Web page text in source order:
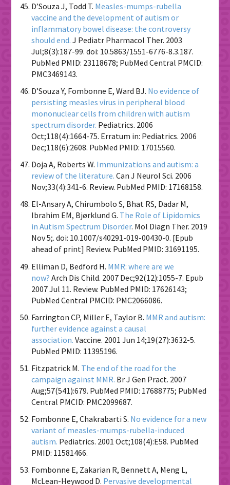
D’Souza J, Todd T. Measles-mumps-rubella
vaccine and the development of autism or
inflammatory bowel disease: the controversy
should end. J Pediatr Pharmacol Ther. 2003
Jul;8(3):187-99. doi: 10.5863/1551-6776-8.3.187.
PubMed PMID: 23118678; PubMed Central PMCID:
PMC3469143.
D’Souza Y, Fombonne E, Ward BJ. No evidence of
persisting measles virus in peripheral blood
mononuclear cells from children with autism
spectrum disorder. Pediatrics. 2006
Oct;118(4):1664-75. Erratum in: Pediatrics. 2006
Dec;118(6):2608. PubMed PMID: 17015560.
Doja A, Roberts W. Immunizations and autism: a
review of the literature. Can J Neurol Sci. 2006
Nov;33(4):341-6. Review. PubMed PMID: 17168158.
El-Ansary A, Chirumbolo S, Bhat RS, Dadar M,
Ibrahim EM, Bjørklund G. The Role of Lipidomics
in Autism Spectrum Disorder. Mol Diagn Ther. 2019
Nov 5;. doi: 10.1007/s40291-019-00430-0. [Epub
ahead of print] Review. PubMed PMID: 31691195.
Elliman D, Bedford H. MMR: where are we
now? Arch Dis Child. 2007 Dec;92(12):1055-7. Epub
2007 Jul 11. Review. PubMed PMID: 17626143;
PubMed Central PMCID: PMC2066086.
Farrington CP, Miller E, Taylor B. MMR and autism:
further evidence against a causal
association. Vaccine. 2001 Jun 14;19(27):3632-5.
PubMed PMID: 11395196.
Fitzpatrick M. The end of the road for the
campaign against MMR. Br J Gen Pract. 2007
Aug;57(541):679. PubMed PMID: 17688775; PubMed
Central PMCID: PMC2099687.
Fombonne E, Chakrabarti S. No evidence for a new
variant of measles-mumps-rubella-induced
autism. Pediatrics. 2001 Oct;108(4):E58. PubMed
PMID: 11581466.
Fombonne E, Zakarian R, Bennett A, Meng L,
McLean-Heywood D. Pervasive developmental